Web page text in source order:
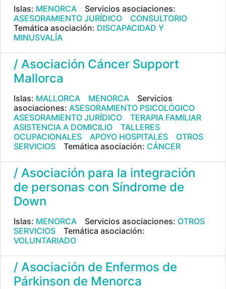
Islas: MENORCA
Servicios asociaciones:
ASESORAMIENTO JURÍDICO
CONSULTORIO
Temática asociación: DISCAPACIDAD Y
MINUSVALÍA
/ Asociación Cáncer Support
Mallorca
Islas: MALLORCA MENORCA
Servicios
asociaciones: ASESORAMIENTO PSICOLÓGICO
ASESORAMIENTO JURÍDICO
TERAPIA FAMILIAR
ASISTENCIA A DOMICILIO
TALLERES
OCUPACIONALES
APOYO HOSPITALES
OTROS
SERVICIOS
Temática asociación: CÁNCER
/ Asociación para la integración
de personas con Síndrome de
Down
Islas: MENORCA Servicios asociaciones: OTROS
SERVICIOS
Temática asociación:
VOLUNTARIADO
/ Asociación de Enfermos de
Párkinson de Menorca